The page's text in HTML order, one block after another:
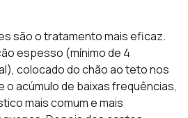
são o tratamento mais eficaz.
espesso (mínimo de 4
colocado do chão ao teto nos
o acúmulo de baixas frequências,
mais comum e mais